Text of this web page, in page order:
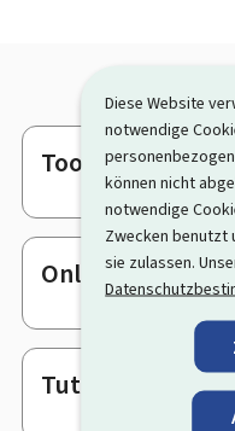
Diese Website
notwendige
können nicht
notwendige
Zwecken benutzt
sie zulassen.
Footer
Tools
Online-Dienste &
Tutorials